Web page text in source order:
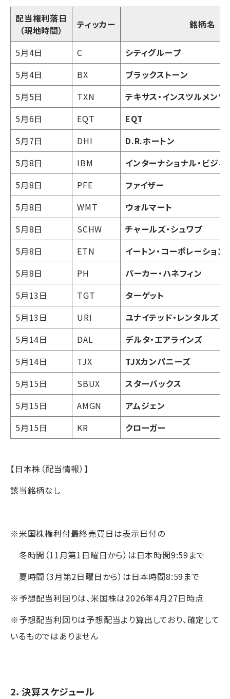
配当権利落日
（現地時間）
ティッカー 銘柄名
5月4日 C
シティグループ
5月4日
BX
ブラックストーン
5月5日
TXN
テキサス・インスツルメンツ
5月6日
EQT
EQT
5月7日
DHI
D.R.ホートン
5月8日
IBM
インターナショナル・ビジネ
5月8日
PFE
ファイザー
5月8日
WMT
ウォルマート
5月8日
SCHW
チャールズ・シュワブ
5月8日
ETN
イートン・コーポレーション
5月8日
PH
パーカー・ハネフィン
5月13日
TGT
ターゲット
5月13日
URI
ユナイテッド・レンタルズ
5月14日
DAL
デルタ・エアラインズ
5月14日
TJX
TJXカンパニーズ
5月15日
SBUX
スターバックス
5月15日
AMGN
アムジェン
5月15日
KR クローガー
【日本株（配当情報）】
該当銘柄なし
※米国株権利付最終売買日は表示日付の
冬時間（11月第1日曜日から）は日本時間9:59まで
夏時間（3月第2日曜日から）は日本時間8:59まで
※予想配当利回りは、米国株は2026年4月27日時点
※予想配当利回りは予想配当より算出しており、確定して
いるものではありません
2．決算スケジュール